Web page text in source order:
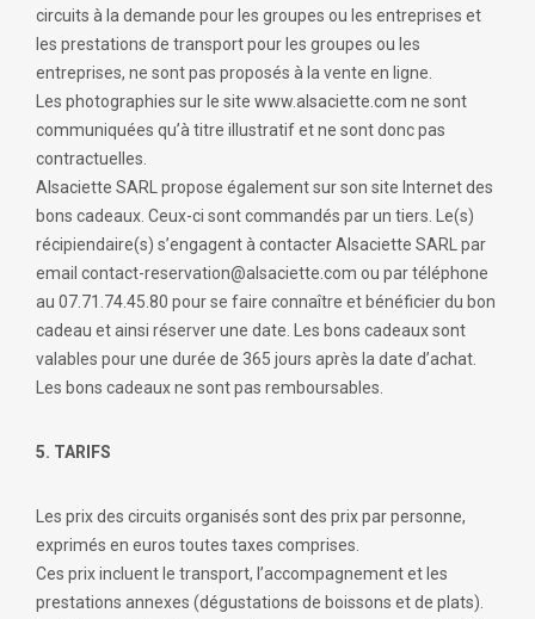
circuits à la demande pour les groupes ou les entreprises et
les prestations de transport pour les groupes ou les
entreprises, ne sont pas proposés à la vente en ligne.
Les photographies sur le site www.alsaciette.com ne sont
communiquées qu’à titre illustratif et ne sont donc pas
contractuelles.
Alsaciette SARL propose également sur son site Internet des
bons cadeaux. Ceux-ci sont commandés par un tiers. Le(s)
récipiendaire(s) s’engagent à contacter Alsaciette SARL par
email contact-reservation@alsaciette.com ou par téléphone
au 07.71.74.45.80 pour se faire connaître et bénéficier du bon
cadeau et ainsi réserver une date. Les bons cadeaux sont
valables pour une durée de 365 jours après la date d’achat.
Les bons cadeaux ne sont pas remboursables.
5. TARIFS
Les prix des circuits organisés sont des prix par personne,
exprimés en euros toutes taxes comprises.
Ces prix incluent le transport, l’accompagnement et les
prestations annexes (dégustations de boissons et de plats).